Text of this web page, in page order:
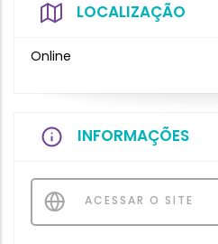
LOCALIZAÇÃO
Online
INFORMAÇÕES
ACESSAR O SITE